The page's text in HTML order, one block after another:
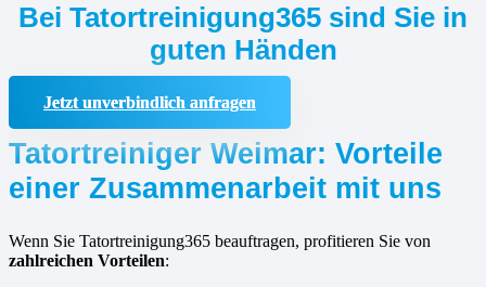
Bei Tatortreinigung365 sind Sie in
guten Händen
Jetzt unverbindlich anfragen
Tatortreiniger Weimar: Vorteile
einer Zusammenarbeit mit uns
Wenn Sie Tatortreinigung365 beauftragen, profitieren Sie von
zahlreichen Vorteilen: